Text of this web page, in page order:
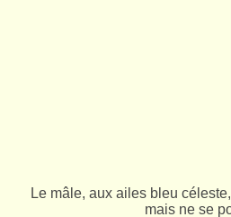
Le mâle, aux ailes bleu
mais ne se